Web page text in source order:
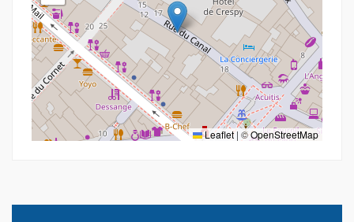
Leaflet | ©OpenStreetMap